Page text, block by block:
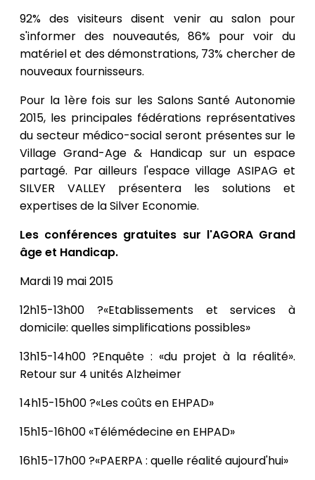
92% des visiteurs disent venir au salon pour
s'informer des nouveautés, 86% pour voir du
matériel et des démonstrations, 73% chercher de
nouveaux fournisseurs.
Pour la 1ère fois sur les Salons Santé Autonomie
2015, les principales fédérations représentatives
du secteur médico-social seront présentes sur le
Village Grand-Age & Handicap sur un espace
partagé. Par ailleurs l'espace village ASIPAG et
SILVER VALLEY présentera les solutions et
expertises de la Silver Economie.
Les conférences gratuites sur l'AGORA Grand
âge et Handicap.
Mardi 19 mai 2015
12h15-13h00 ?«Etablissements et services à
domicile: quelles simplifications possibles»
13h15-14h00 ?Enquête : «du projet à la réalité».
Retour sur 4 unités Alzheimer
14h15-15h00 ?«Les coûts en EHPAD»
15h15-16h00 «Télémédecine en EHPAD»
16h15-17h00 ?«PAERPA : quelle réalité aujourd'hui»